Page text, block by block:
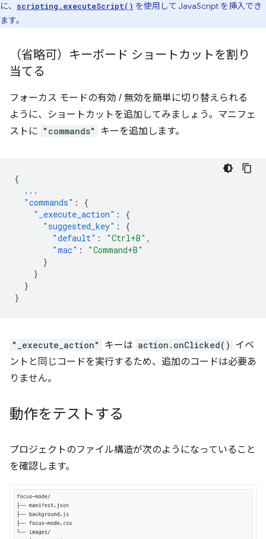
に、
scripting.executeScript() を使用して JavaScript を挿入でき
ます。
（省略可）キーボード ショートカットを割り
当てる
フォーカス モードの有効 / 無効を簡単に切り替えられる
ように、ショートカットを追加してみましょう。マニフェ
ストに "commands" キーを追加します。
{
...
"commands" :
{
"_execute_action" :
{
"suggested_key" :
{
"default" : "Ctrl+B" ,
"mac" :
"Command+B"
}
}
}
}
"_execute_action" キーは action.onClicked() イベ
ントと同じコードを実行するため、追加のコードは必要あ
りません。
動作をテストする
プロジェクトのファイル構造が次のようになっていること
を確認します。